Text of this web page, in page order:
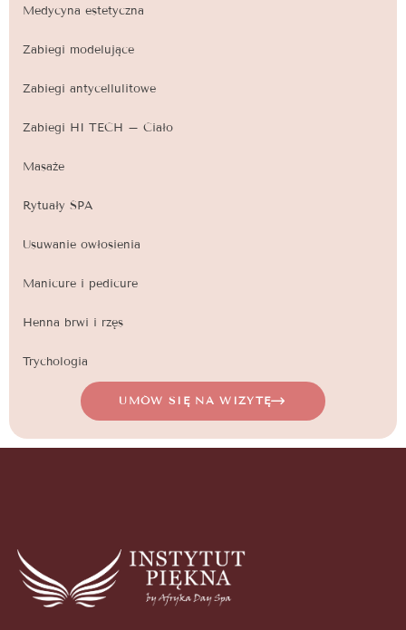
Medycyna estetyczna
Zabiegi modelujące
Zabiegi antycellulitowe
Zabiegi HI TECH – Ciało
Masaże
Rytuały SPA
Usuwanie owłosienia
Manicure i pedicure
Henna brwi i rzęs
Trychologia
UMÓW SIĘ NA WIZYTĘ